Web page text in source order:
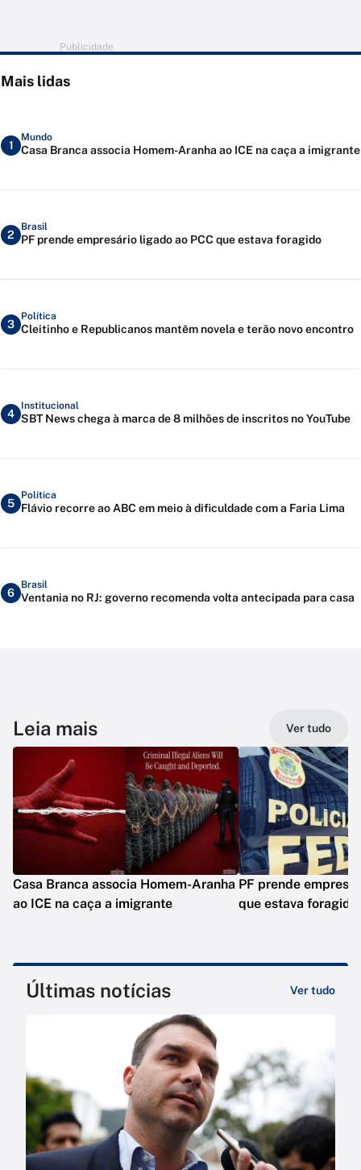
Publicidade
Mais lidas
1
Mundo
Casa Branca associa Homem-Aranha ao ICE na caça a imigrante
2
Brasil
PF prende empresário ligado ao PCC que estava foragido
3
Política
Cleitinho e Republicanos mantêm novela e terão novo encontro
4
Institucional
SBT News chega à marca de 8 milhões de inscritos no YouTube
5
Política
Flávio recorre ao ABC em meio à dificuldade com a Faria Lima
6
Brasil
Ventania no RJ: governo recomenda volta antecipada para casa
Leia mais Ver tudo
Casa Branca associa Homem-Aranha
ao ICE na caça a imigrante
PF prende
que estava foragido
Últimas notícias Ver tudo